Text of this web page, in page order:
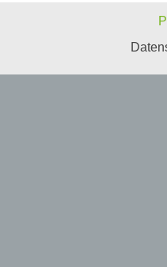
Bereitstellung, den Abgleich